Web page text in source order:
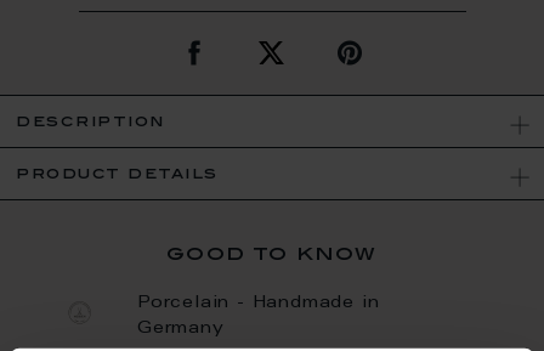
description
product details
good to know
Porcelain - Handmade in
Germany